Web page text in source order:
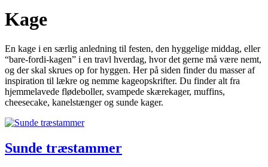
Kage
En kage i en særlig anledning til festen, den hyggelige middag, eller
“bare-fordi-kagen” i en travl hverdag, hvor det gerne må være nemt,
og der skal skrues op for hyggen. Her på siden finder du masser af
inspiration til lækre og nemme kageopskrifter. Du finder alt fra
hjemmelavede flødeboller, svampede skærekager, muffins,
cheesecake, kanelstænger og sunde kager.
Sunde træstammer